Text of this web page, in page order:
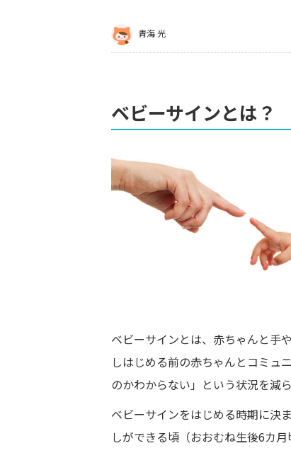
青海 光
ベビーサインとは？
ベビーサインとは、赤ちゃんと手
しはじめる前の赤ちゃんとコミュ
のかわからない」という状況を減
ベビーサインをはじめる時期に決
しができる頃（おおむね生後6カ